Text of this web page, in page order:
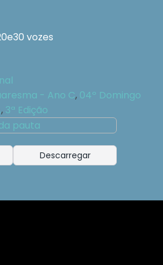
vozes
- Ano C, 04º Domingo
, 3ª Edição
Descarregar